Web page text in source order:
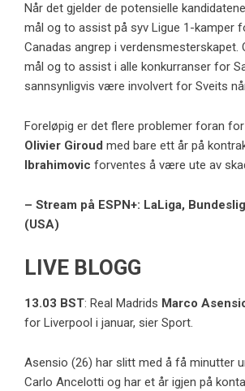
Når det gjelder de potensielle
mål og to assist på syv Ligue 1-kamper
Canadas angrep i verdensmesterskapet.
mål og to assist i alle konkurranser for
sannsynligvis være involvert for Sveits
Foreløpig er det flere problemer foran
Olivier Giroud med bare ett år på
Ibrahimovic forventes å være ute av
– Stream på ESPN+: LaLiga,
(USA)
LIVE BLOGG
13.03 BST: Real Madrids Marco
for Liverpool i januar, sier Sport.
Asensio (26) har slitt med å få minutter
Carlo Ancelotti og har et år igjen på